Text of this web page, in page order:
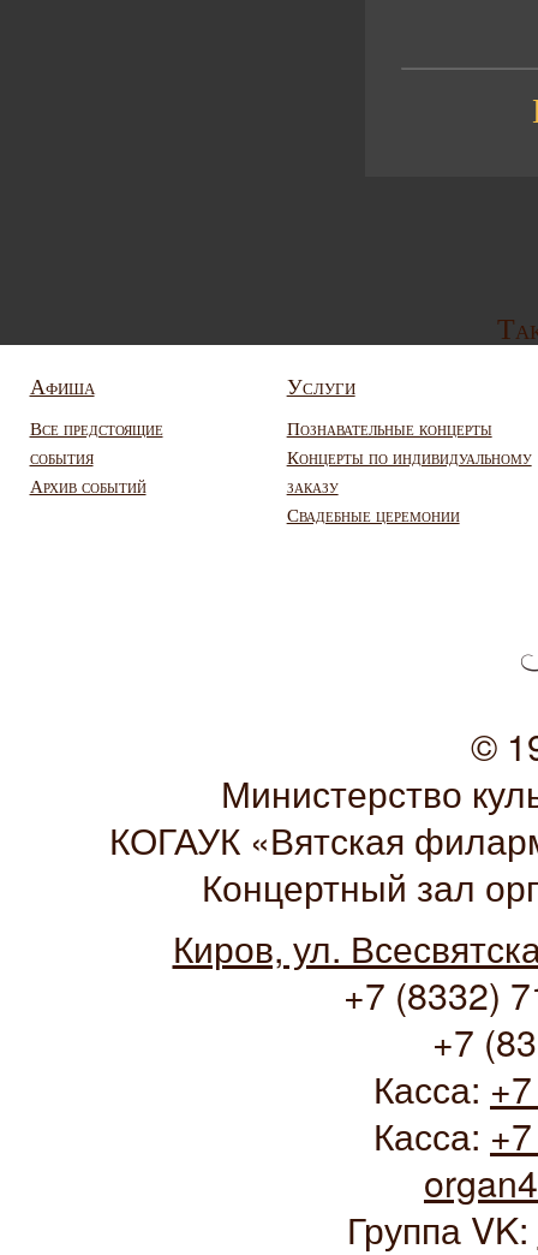
Афиша
Все предстоящие
события
Архив событий
Услуги
Познавательные концерты
Концерты по индивидуальному
заказу
Свадебные церемонии
©
Министерство
КОГАУК «Вятская
Концертный зал
Киров, ул.
+7 (8332)
+7
Касса:
Касса:
Группа VK: